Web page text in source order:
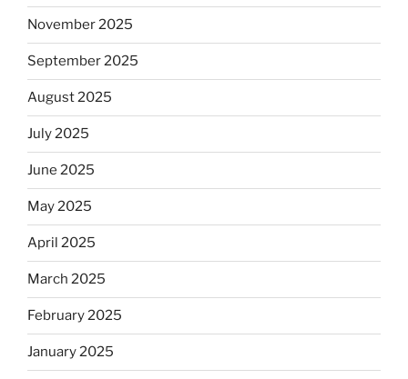
November 2025
September 2025
August 2025
July 2025
June 2025
May 2025
April 2025
March 2025
February 2025
January 2025